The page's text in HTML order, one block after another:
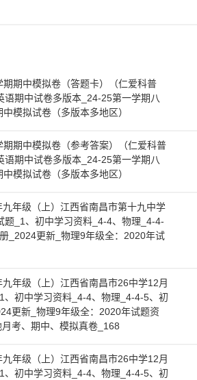
期期中模拟卷（答题卡）（仁爱科普
语期中试卷多版本_24-25第一学期八
模拟试卷（多版本多地区）
期期中模拟卷（参考答案）（仁爱科普
语期中试卷多版本_24-25第一学期八
模拟试卷（多版本多地区）
年级（上）江西省南昌市第十九中学
题_1、初中学习资料_4-4、物理_4-4-
_2024更新_物理9年级全：2020年试
年级（上）江西省南昌市26中学12月
、初中学习资料_4-4、物理_4-4-5、初
更新_物理9年级全：2020年试题资
考、期中、模拟真卷_168
年级（上）江西省南昌市26中学12月
、初中学习资料_4-4、物理_4-4-5、初